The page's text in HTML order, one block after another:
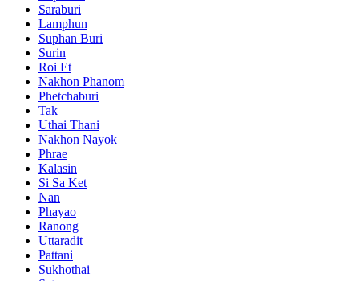
Saraburi
Lamphun
Suphan Buri
Surin
Roi Et
Nakhon Phanom
Phetchaburi
Tak
Uthai Thani
Nakhon Nayok
Phrae
Kalasin
Si Sa Ket
Nan
Phayao
Ranong
Uttaradit
Pattani
Sukhothai